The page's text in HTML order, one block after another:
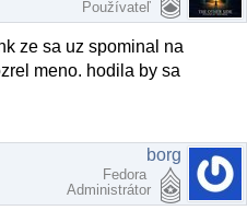
Používateľ
ze sa uz spominal na
meno. hodila by sa
borg
Fedora
Administrátor